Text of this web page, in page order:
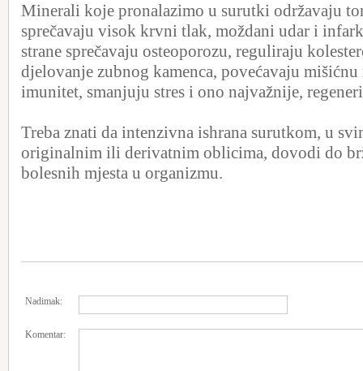
Minerali koje pronalazimo u surutki održavaju
sprečavaju visok krvni tlak, moždani udar i
strane sprečavaju osteoporozu, reguliraju
djelovanje zubnog kamenca, povećavaju mišićnu
imunitet, smanjuju stres i ono najvažnije,
Treba znati da intenzivna ishrana surutkom, u
originalnim ili derivatnim oblicima, dovodi do
bolesnih mjesta u organizmu.
Nadimak:
Komentar: